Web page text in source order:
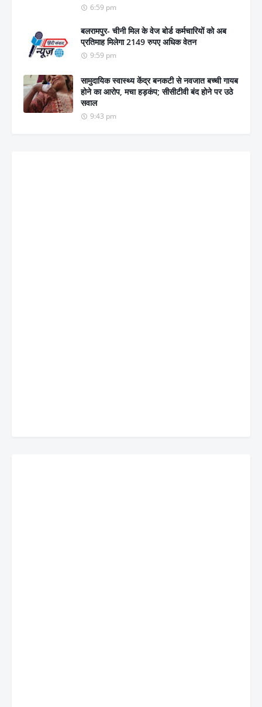
6:59 pm
बलरामपुर- चीनी मिल के वेज बोर्ड कर्मचारियों को अब
प्रतिमाह मिलेगा 2149 रुपए अधिक वेतन
9:59 pm
सामुदायिक स्वास्थ्य केंद्र बनकटी से नवजात बच्ची गायब
होने का आरोप, मचा हड़कंप; सीसीटीवी बंद होने पर उठे
सवाल
9:43 pm